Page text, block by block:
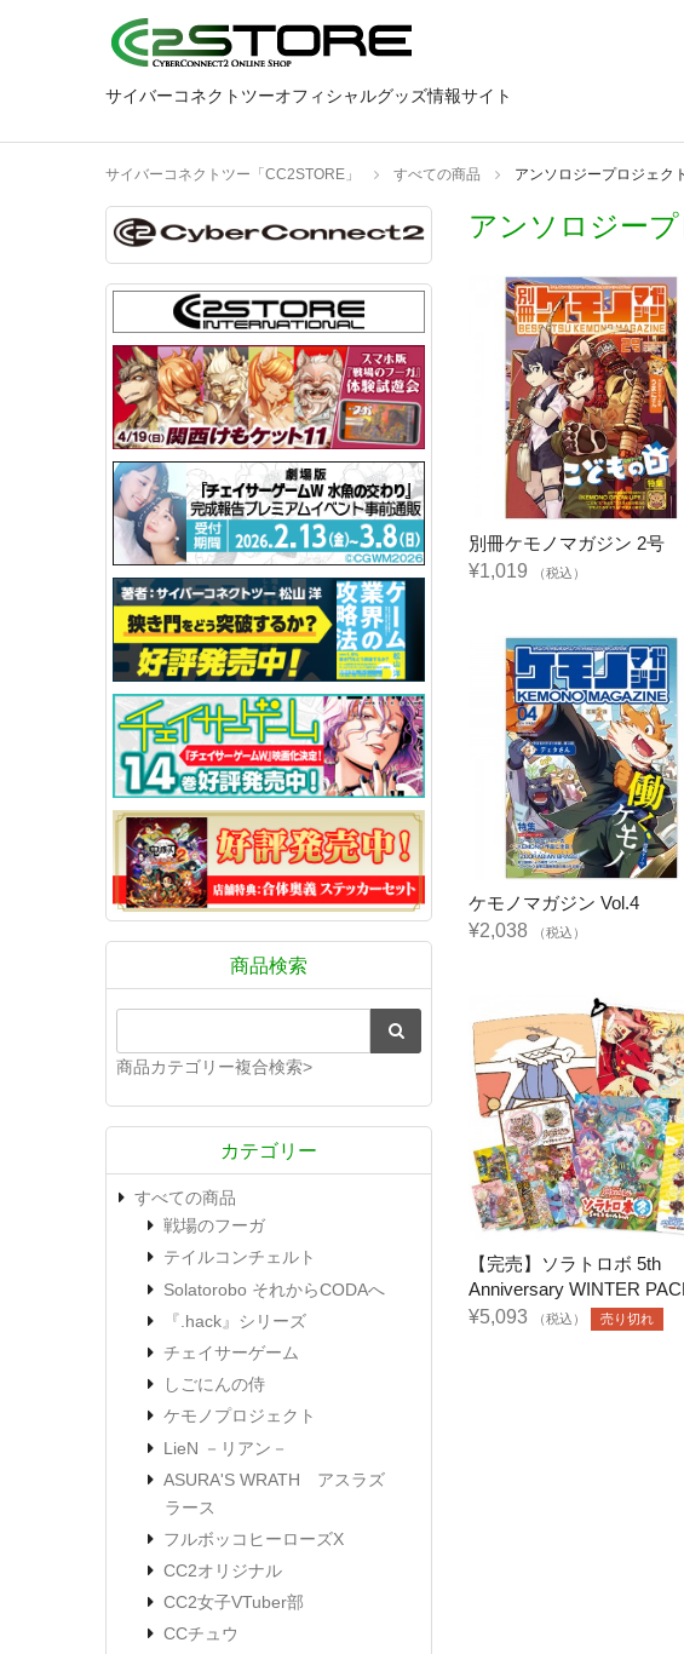
サイバーコネクトツーオフィシャルグッズ情報サイト
サイバーコネクトツー「CC2STORE」 すべての商品 アンソロジープロジェクト
アンソロジー
別冊ケモノマガジン 2号
¥1,019
（税込）
ケモノマガジン Vol.4
¥2,038
（税込）
【完売】ソラトロボ 5th
Anniversary WINTER
¥5,093
（税込） 売り切れ
商品検索
商品カテゴリー複合検索>
カテゴリー
すべての商品
戦場のフーガ
テイルコンチェルト
Solatorobo それからCODAへ
『.hack』シリーズ
チェイサーゲーム
しごにんの侍
ケモノプロジェクト
LieN －リアン－
ASURA'S WRATH アスラズ
ラース
フルボッコヒーローズX
CC2オリジナル
CC2女子VTuber部
CCチュウ